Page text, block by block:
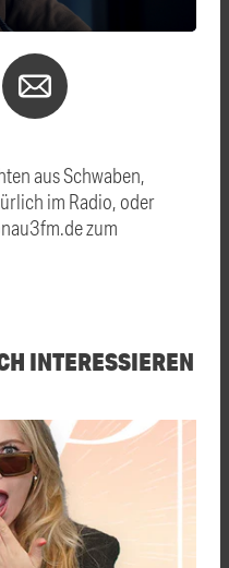
aus Schwaben,
im Radio, oder
zum
INTERESSIEREN